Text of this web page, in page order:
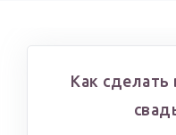
Как